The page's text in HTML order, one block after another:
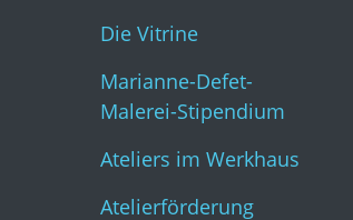
Die Vitrine
Marianne-Defet-
Malerei-Stipendium
Ateliers im Werkhaus
Atelierförderung